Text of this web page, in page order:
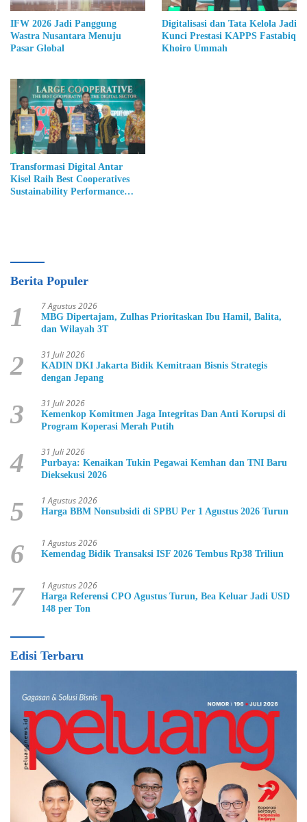
IFW 2026 Jadi Panggung
Wastra Nusantara Menuju
Pasar Global
Digitalisasi dan Tata Kelola Jadi
Kunci Prestasi KAPPS Fastabiq
Khoiro Ummah
Transformasi Digital Antar
Kisel Raih Best Cooperatives
Sustainability Performance
Berita Populer
1 7 Agustus 2026
MBG Dipertajam, Zulhas Prioritaskan Ibu Hamil, Balita,
dan Wilayah 3T
2 31 Juli 2026
KADIN DKI Jakarta Bidik Kemitraan Bisnis Strategis
dengan Jepang
3 31 Juli 2026
Kemenkop Komitmen Jaga Integritas Dan Anti Korupsi di
Program Koperasi Merah Putih
4 31 Juli 2026
Purbaya: Kenaikan Tukin Pegawai Kemhan dan TNI Baru
Dieksekusi 2026
5 1 Agustus 2026
Harga BBM Nonsubsidi di SPBU Per 1 Agustus 2026 Turun
6 1 Agustus 2026
Kemendag Bidik Transaksi ISF 2026 Tembus Rp38 Triliun
7 1 Agustus 2026
Harga Referensi CPO Agustus Turun, Bea Keluar Jadi USD
148 per Ton
Edisi Terbaru